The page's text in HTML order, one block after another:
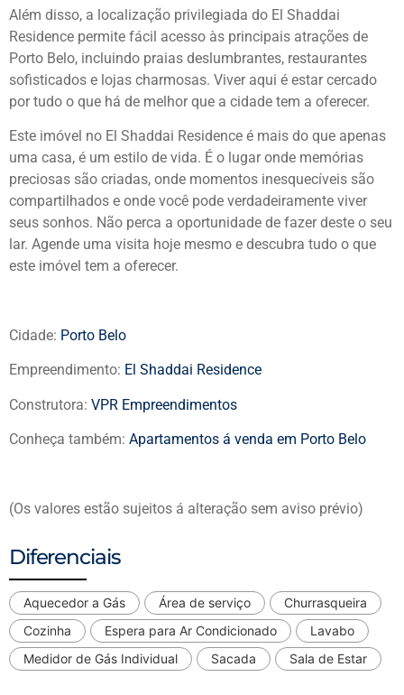
Além disso, a localização privilegiada do El Shaddai
Residence permite fácil acesso às principais atrações de
Porto Belo, incluindo praias deslumbrantes, restaurantes
sofisticados e lojas charmosas. Viver aqui é estar cercado
por tudo o que há de melhor que a cidade tem a oferecer.
Este imóvel no El Shaddai Residence é mais do que apenas
uma casa, é um estilo de vida. É o lugar onde memórias
preciosas são criadas, onde momentos inesquecíveis são
compartilhados e onde você pode verdadeiramente viver
seus sonhos. Não perca a oportunidade de fazer deste o seu
lar. Agende uma visita hoje mesmo e descubra tudo o que
este imóvel tem a oferecer.
Cidade: Porto Belo
Empreendimento: El Shaddai Residence
Construtora: VPR Empreendimentos
Conheça também: Apartamentos á venda em Porto Belo
(Os valores estão sujeitos á alteração sem aviso prévio)
Diferenciais
Aquecedor a Gás Área de serviço
Churrasqueira
Cozinha
Espera para Ar Condicionado
Lavabo
Medidor de Gás Individual
Sacada Sala de Estar